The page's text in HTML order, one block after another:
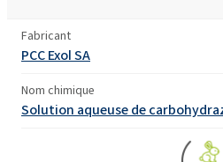
Fabricant
PCC Exol SA
Nom chimique
Solution aqueuse de